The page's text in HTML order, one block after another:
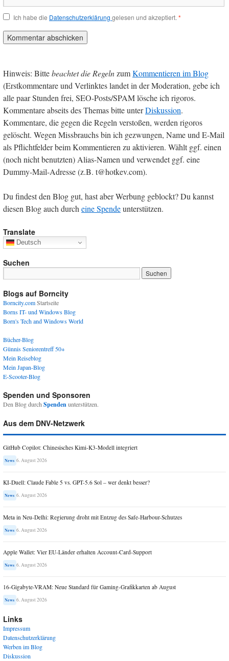
Ich habe die Datenschutzerklärung gelesen und akzeptiert. *
Hinweis: Bittebeachtet die RegelnzumKommentieren im Blog
(Erstkommentare und Verlinktes landet in der Moderation, gebe ich
alle paar Stunden frei, SEO-Posts/SPAM lösche ich rigoros.
Kommentare abseits des Themas bitte unterDiskussion.
Kommentare, die gegen die Regeln verstoßen, werden rigoros
gelöscht. Wegen Missbrauchs bin ich gezwungen, Name und E-Mail
als Pflichtfelder beim Kommentieren zu aktivieren. Wählt ggf. einen
(noch nicht benutzten) Alias-Namen und verwendet ggf. eine
Dummy-Mail-Adresse (z.B. t@hotkev.com).
Du findest den Blog gut, hast aber Werbung geblockt? Du kannst
diesen Blog auch durcheine Spendeunterstützen.
Translate
Deutsch
Suchen
Blogs auf Borncity
Borncity.comStartseite
Borns IT- und Windows Blog
Born's Tech and Windows World
Bücher-Blog
Günnis Seniorentreff 50+
Mein Reiseblog
Mein Japan-Blog
E-Scooter-Blog
Spenden und Sponsoren
Den Blog durchSpendenunterstützen.
Aus dem DNV-Netzwerk
GitHub Copilot: Chinesisches Kimi-K3-Modell integriert
News 6. August 2026
KI-Duell: Claude Fable 5 vs. GPT-5.6 Sol – wer denkt besser?
News 6. August 2026
Meta in Neu-Delhi: Regierung droht mit Entzug des Safe-Harbour-Schutzes
News 6. August 2026
Apple Wallet: Vier EU-Länder erhalten Account-Card-Support
News 6. August 2026
16-Gigabyte-VRAM: Neue Standard für Gaming-Grafikkarten ab August
News 6. August 2026
Links
Impressum
Datenschutzerklärung
Werben im Blog
Diskussion